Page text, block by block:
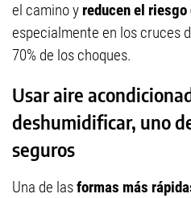
el camino y reducen el
especialmente en los cruces
70% de los choques.
Usar aire
deshumidificar, uno
seguros
Una de lasformas más